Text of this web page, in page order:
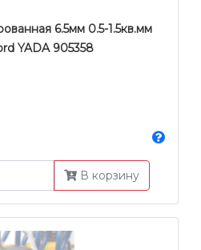
6.5мм 0.5-1.5кв.мм
YADA 905358
В корзину